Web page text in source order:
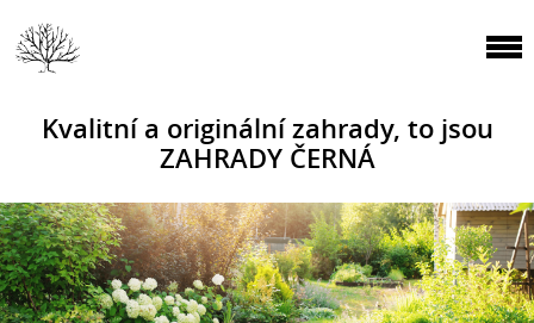
Kvalitní a originální zahrady, to jsou
ZAHRADY ČERNÁ